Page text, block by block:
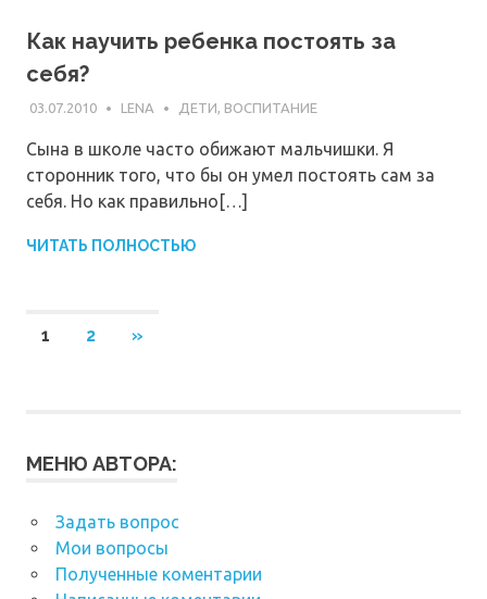
Как научить ребенка постоять за
себя?
03.07.2010 LENA ДЕТИ, ВОСПИТАНИЕ
Сына в школе часто обижают мальчишки. Я
сторонник того, что бы он умел постоять сам за
себя. Но как правильно[…]
ЧИТАТЬ ПОЛНОСТЬЮ
Навигация
1 2
СЛЕДУЮЩИЕ
»
МЕНЮ АВТОРА:
Задать вопрос
Мои вопросы
Полученные коментарии